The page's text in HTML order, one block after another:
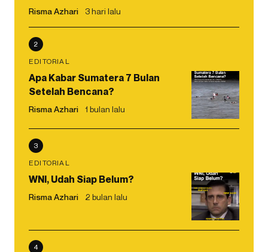
Risma Azhari 3 hari lalu
2
EDITORIAL
Apa Kabar Sumatera 7 Bulan
Setelah Bencana?
Risma Azhari 1 bulan lalu
3
EDITORIAL
WNI, Udah Siap Belum?
Risma Azhari 2 bulan lalu
4